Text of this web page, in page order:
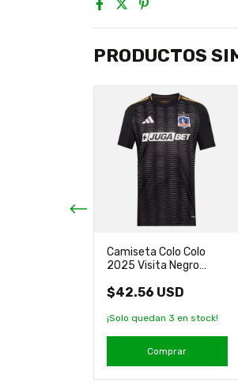
PRODUCTOS
Camiseta Colo Colo
2025 Visita Negro
$42.56 USD
¡Solo quedan 3 en stock!
Comprar